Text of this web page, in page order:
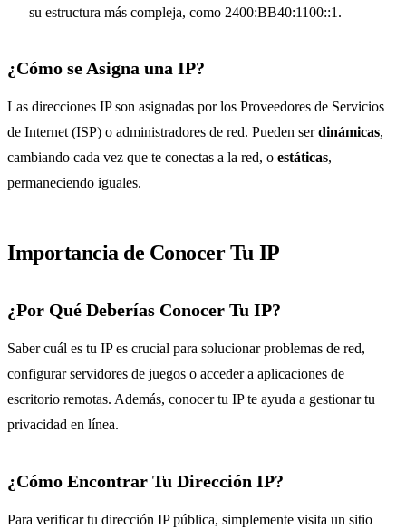
su estructura más compleja, como 2400:BB40:1100::1.
¿Cómo se Asigna una IP?
Las direcciones IP son asignadas por los Proveedores de Servicios
de Internet (ISP) o administradores de red. Pueden serdinámicas,
cambiando cada vez que te conectas a la red, o estáticas,
permaneciendo iguales.
Importancia de Conocer Tu IP
¿Por Qué Deberías Conocer Tu IP?
Saber cuál es tu IP es crucial para solucionar problemas de red,
configurar servidores de juegos o acceder a aplicaciones de
escritorio remotas. Además, conocer tu IP te ayuda a gestionar tu
privacidad en línea.
¿Cómo Encontrar Tu Dirección IP?
Para verificar tu dirección IP pública, simplemente visita un sitio